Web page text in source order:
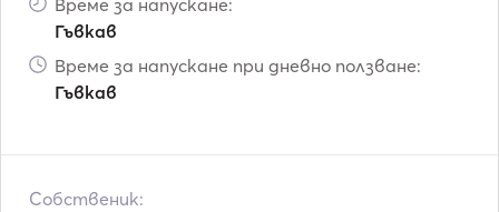
Време за напускане:
Гъвкав
Време за напускане при дневно ползване:
Гъвкав
Собственик: